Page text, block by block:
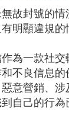
故封號的
明顯違規
為一款社
不良信息
意營銷、
自己的行